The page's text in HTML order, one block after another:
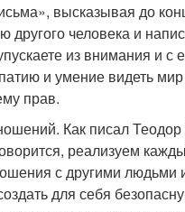
высказывая до
человека и
из внимания и с
и умение видеть
прав.
Как писал
реализуем
с другими людьми
для себя